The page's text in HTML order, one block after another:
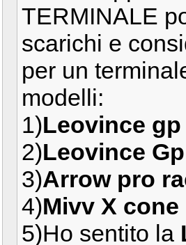
TERMINALE
scarichi e
per un
modelli:
1)Leovince
2)Leovince
3)Arrow pro
4)Mivv X cone
5)Ho sentito la